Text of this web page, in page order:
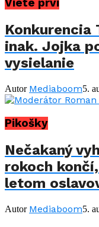
Viete prví
Konkurencia
inak. Jojka
vysielanie
Autor Mediaboom5.
Pikošky
Nečakaný
rokoch
letom
Autor Mediaboom5.